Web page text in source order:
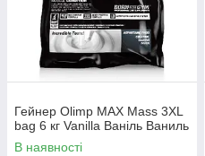
Гейнер Olimp MAX Mass 3XL
bag 6 кг Vanilla Ваніль Ваниль
В наявності